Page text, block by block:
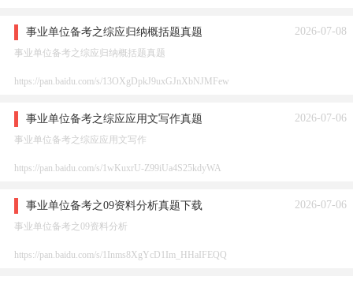
事业单位备考之综应归纳概括题真题 2026-07-08
事业单位备考之综应归纳概括题真题
https://pan.baidu.com/s/13OXgDpkJ9uxGJnXbNJMFew
事业单位备考之综应应用文写作真题 2026-07-06
事业单位备考之综应应用文写作
https://pan.baidu.com/s/1wKuxrU-Z99iUa4S25kdyWA
事业单位备考之09资料分析真题下载 2026-07-06
事业单位备考之09资料分析
https://pan.baidu.com/s/1Inms8XgYcD1Im_HHaIFEQQ